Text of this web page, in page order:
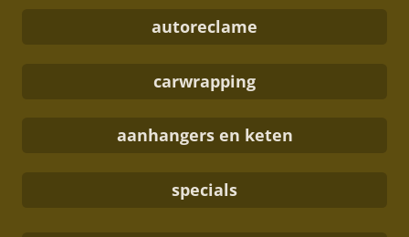
autoreclame
carwrapping
aanhangers en keten
specials